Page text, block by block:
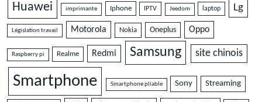
Huawei imprimante Iphone IPTV Jeedom laptop Lg
Législation travail Motorola Nokia Oneplus Oppo
Raspberry pi Realme Redmi Samsung site chinois
Smartphone Smartphone pliable Sony Streaming